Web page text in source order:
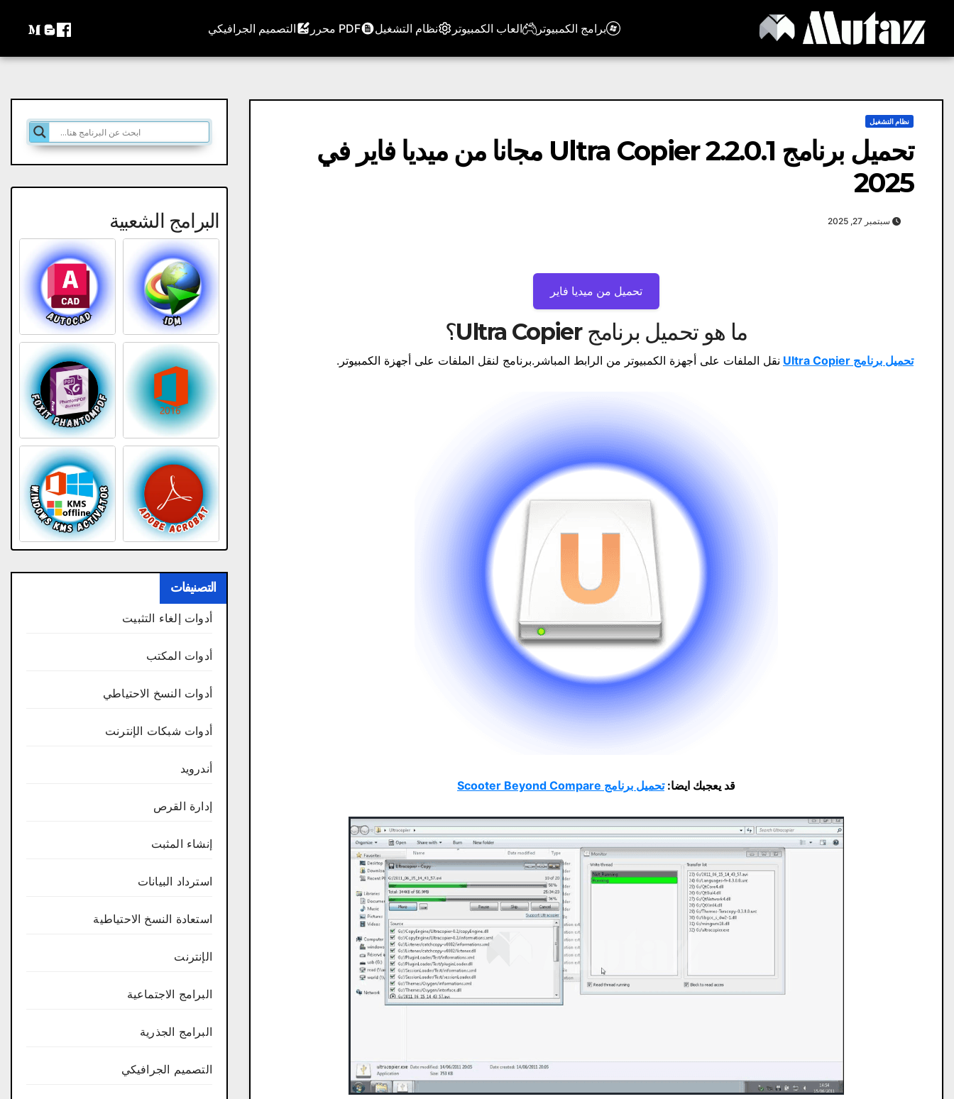
content
برامج الكمبيوتر العاب الكمبيوتر نظام التشغيل PDF محرر التصميم الجرافيكي
نظام التشغيل
تحميل برنامج Ultra Copier 2.2.0.1 مجانا من ميديا ​​فاير في
2025
سبتمبر 27, 2025
تحميل من ميديا ​​فاير
ما هو تحميل برنامج Ultra Copier؟
تحميل برنامج Ultra Copier نقل الملفات على أجهزة الكمبيوتر من الرابط المباشر.برنامج لنقل الملفات على أجهزة الكمبيوتر.
قد يعجبك ايضا:تحميل برنامج Scooter Beyond Compare
البرامج الشعبية
التصنيفات
أدوات إلغاء التثبيت
أدوات المكتب
أدوات النسخ الاحتياطي
أدوات شبكات الإنترنت
أندرويد
إدارة القرص
إنشاء المثبت
استرداد البيانات
استعادة النسخ الاحتياطية
الإنترنت
البرامج الاجتماعية
البرامج الجذرية
التصميم الجرافيكي